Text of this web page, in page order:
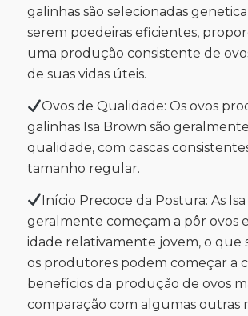
galinhas são selecionadas
serem poedeiras eficientes,
uma produção consistente de
de suas vidas úteis.
Ovos de Qualidade: Os ovos
galinhas Isa Brown são
qualidade, com cascas
tamanho regular.
Início Precoce da Postura: As
geralmente começam a pôr ovos
idade relativamente jovem, o que
os produtores podem começar a
benefícios da produção de ovos
comparação com algumas outras